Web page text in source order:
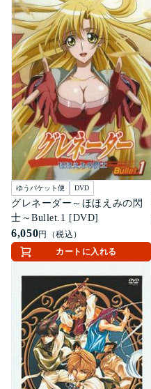
ゆうパケット便 DVD
グレネーダー～ほほえみの閃
士～Bullet.1 [DVD]
6,050円（税込）
カートに入れる